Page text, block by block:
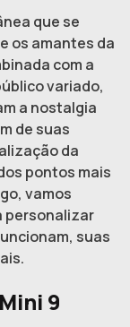
que se
os amantes da
com a
variado,
a nostalgia
de suas
da
pontos mais
vamos
personalizar
suas
9